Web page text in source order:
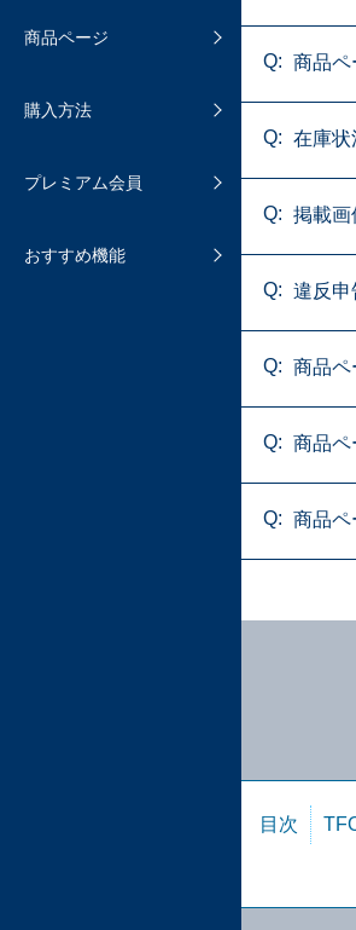
商品ページ
購入方法
商品を受
プレミアム会員
プレミア
ド登録に
おすすめ機能
ファン登録
お気に入
よくある
商品ペ
在庫状
掲載画
違反申
商品ペ
商品ペ
商品ペ
目次